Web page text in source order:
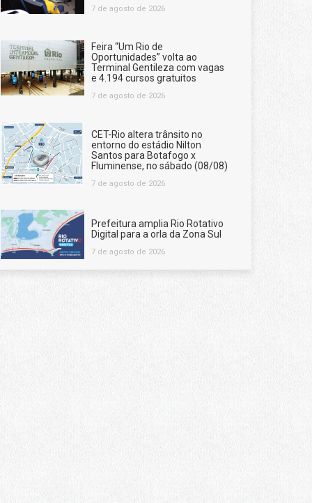
7 de agosto de 2026
Feira “Um Rio de
Oportunidades” volta ao
Terminal Gentileza com vagas
e 4.194 cursos gratuitos
7 de agosto de 2026
CET-Rio altera trânsito no
entorno do estádio Nilton
Santos para Botafogo x
Fluminense, no sábado (08/08)
7 de agosto de 2026
Prefeitura amplia Rio Rotativo
Digital para a orla da Zona Sul
7 de agosto de 2026